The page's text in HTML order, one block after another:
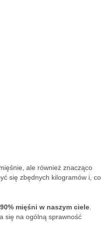
ale również znacząco
się zbędnych kilogramów i, co
mięśni w naszym ciele
się na ogólną sprawność